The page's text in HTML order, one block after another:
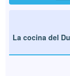
La cocina del